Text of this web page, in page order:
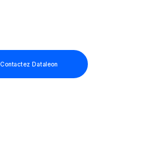
Contactez Dataleon